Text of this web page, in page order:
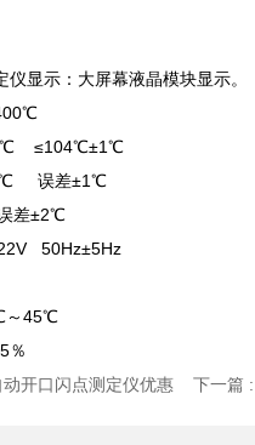
显示：大屏幕液晶模块显示。
≤104℃±1℃
误差±1℃
±2℃
50Hz±5Hz
～45℃
％
开口闪点测定仪优惠 下一篇 :